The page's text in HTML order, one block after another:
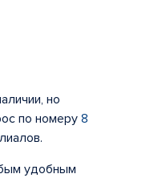
но
по номеру 8
удобным